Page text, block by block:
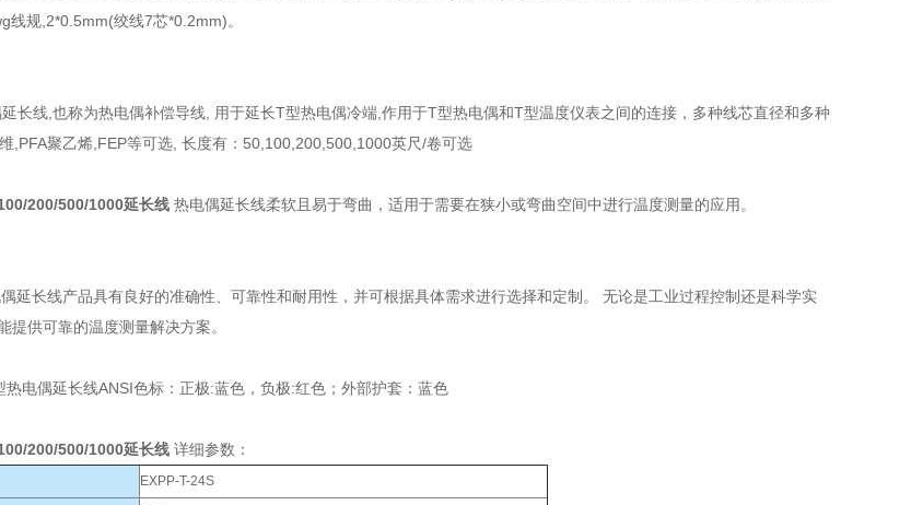
线规,2*0.5mm(绞线7芯*0.2mm)。
长线,也称为热电偶补偿导线, 用于延长T型热电偶冷端,作用于T型热电偶和T型温度仪表之间的连接，多种线芯直径和多种
,PFA聚乙烯,FEP等可选, 长度有：50,100,200,500,1000英尺/卷可选
200/500/1000延长线 热电偶延长线柔软且易于弯曲，适用于需要在狭小或弯曲空间中进行温度测量的应用。
延长线产品具有良好的准确性、可靠性和耐用性，并可根据具体需求进行选择和定制。 无论是工业过程控制还是科学实
提供可靠的温度测量解决方案。
热电偶延长线ANSI色标：正极:蓝色，负极:红色；外部护套：蓝色
200/500/1000延长线 详细参数：
EXPP-T-24S